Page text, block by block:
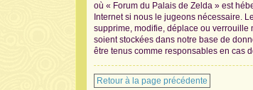
où « Forum du Palais de Zelda » est
Internet si nous le jugeons nécessaire.
supprime, modifie, déplace ou verrouille
soient stockées dans notre base de
être tenus comme responsables en cas
Retour à la page précédente